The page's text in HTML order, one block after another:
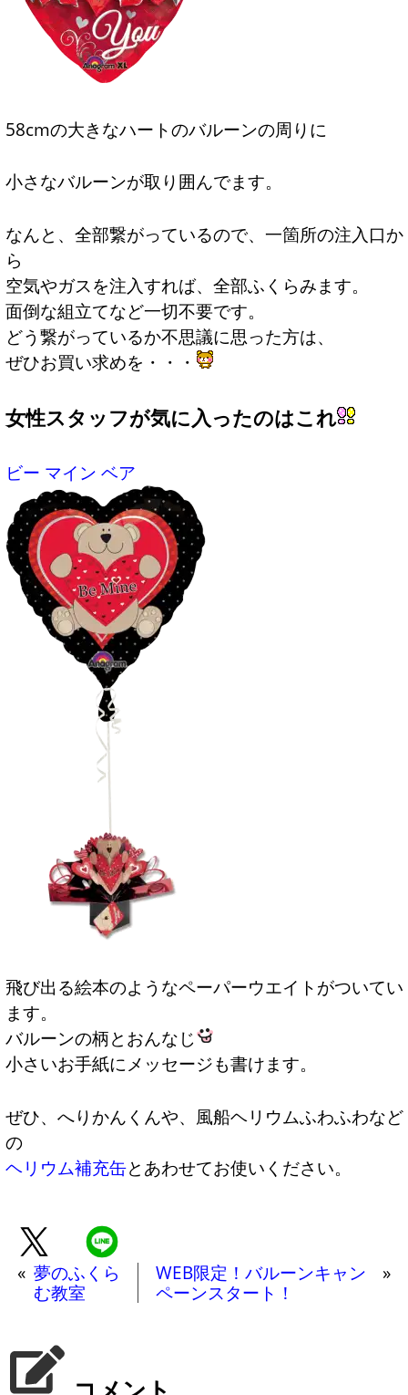
58cmの大きなハートのバルーンの周りに
小さなバルーンが取り囲んでます。
なんと、全部繋がっているので、一箇所の注入口か
ら
空気やガスを注入すれば、全部ふくらみます。
面倒な組立てなど一切不要です。
どう繋がっているか不思議に思った方は、
ぜひお買い求めを・・・
女性スタッフが気に入ったのはこれ
ビー マイン ベア
飛び出る絵本のようなペーパーウエイトがついてい
ます。
バルーンの柄とおんなじ
小さいお手紙にメッセージも書けます。
ぜひ、へりかんくんや、風船ヘリウムふわふわなど
の
ヘリウム補充缶とあわせてお使いください。
« 夢のふくら
む教室
WEB限定！バルーンキャン
ペーンスタート！
»